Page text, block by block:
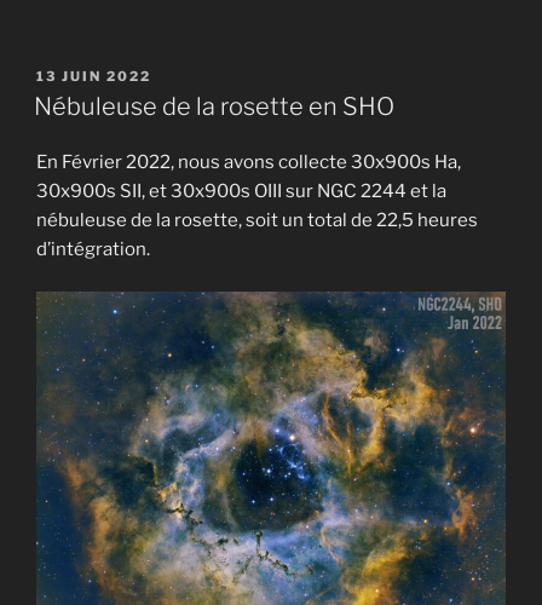
PUBLIÉ
LE
13 JUIN 2022
Nébuleuse de la rosette en SHO
En Février 2022, nous avons collecte 30x900s Ha,
30x900s SII, et 30x900s OIII sur NGC 2244 et la
nébuleuse de la rosette, soit un total de 22,5 heures
d’intégration.